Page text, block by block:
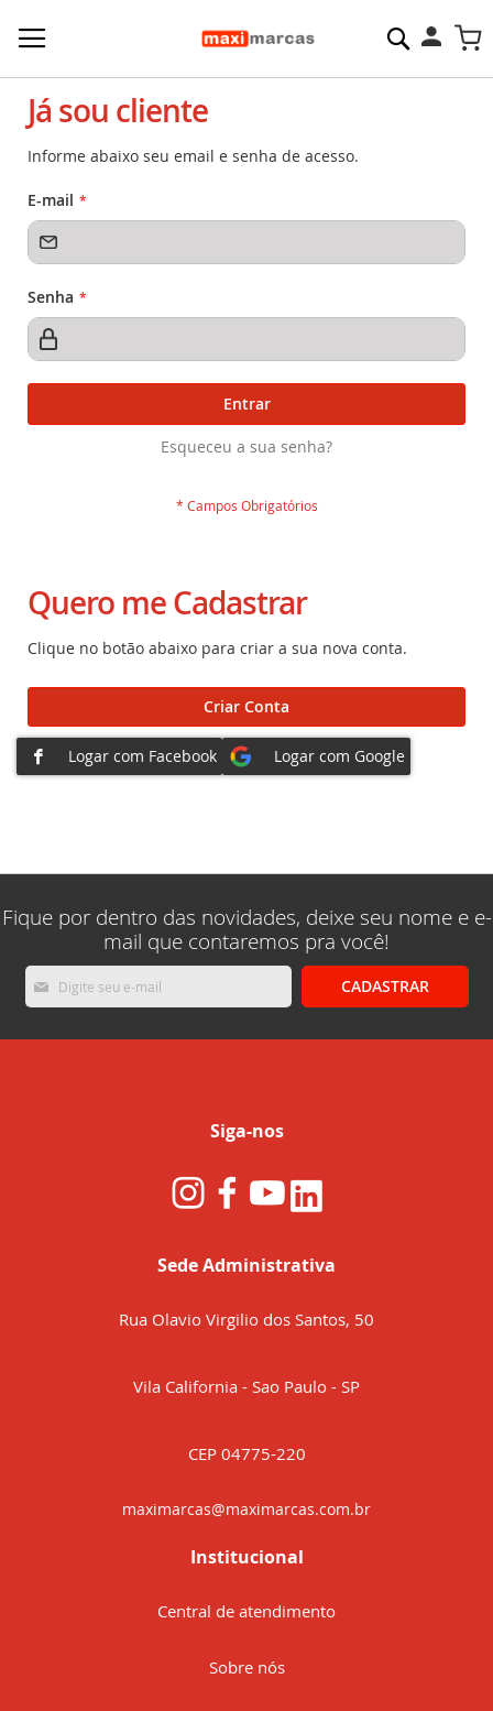
Pesquisa
Já sou cliente
Informe abaixo seu email e senha de acesso.
E-mail
Senha
Entrar
Esqueceu a sua senha?
Quero me Cadastrar
Clique no botão abaixo para criar a sua nova conta.
Criar Conta
Fique por dentro das novidades, deixe seu nome e e-
mail que contaremos pra você!
Inscreva-
se
nossa
CADASTRAR
Siga-nos
Sede Administrativa
Rua Olavio Virgilio dos Santos, 50
Vila California - Sao Paulo - SP
CEP 04775-220
maximarcas@maximarcas.com.br
Institucional
Central de atendimento
Sobre nós